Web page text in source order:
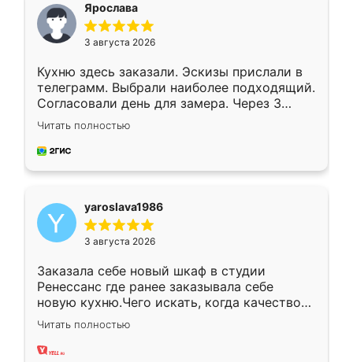
Ярослава
3 августа 2026
Кухню здесь заказали. Эскизы прислали в
телеграмм. Выбрали наиболее подходящий.
Согласовали день для замера. Через 3
недели кухня была уже готова. Остались
довольны работой. Спасибо Ренессанс
мебель за качественную работу!
Читать полностью
yaroslava1986
3 августа 2026
Заказала себе новый шкаф в студии
Ренессанс где ранее заказывала себе
новую кухню.Чего искать, когда качеством
вполне довольна. Служит кухня уже почти
два года, нареканий нет.
Читать полностью